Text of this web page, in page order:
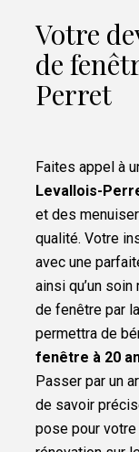
Votre
de
Perret
Faites appel à
Levallois-
et des
qualité. Votre
avec une
ainsi qu’un
de fenêtre par
permettra de
fenêtre à 20
Passer par un
de savoir
pose pour